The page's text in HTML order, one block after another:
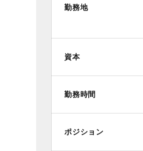
勤務地
資本
勤務時間
ポジション